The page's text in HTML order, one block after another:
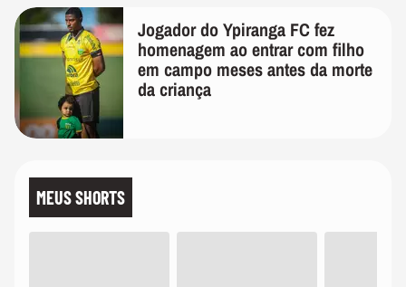
Jogador do Ypiranga FC fez
homenagem ao entrar com filho
em campo meses antes da morte
da criança
MEUS SHORTS